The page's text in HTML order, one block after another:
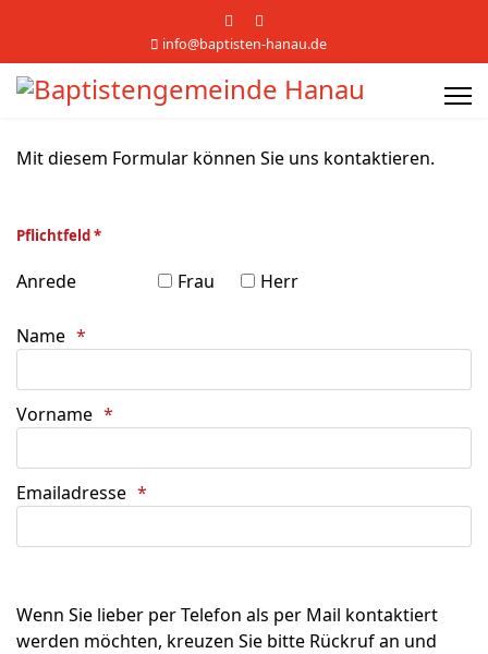
info@baptisten-hanau.de
Mit diesem Formular können Sie uns kontaktieren.
Pflichtfeld *
Anrede Frau Herr
Name
Vorname
Emailadresse
Wenn Sie lieber per Telefon als per Mail kontaktiert
werden möchten, kreuzen Sie bitte Rückruf an und